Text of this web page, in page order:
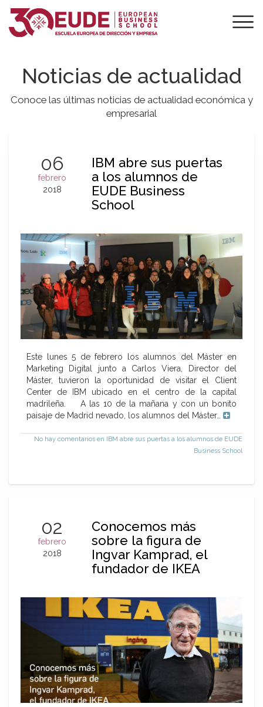
Noticias de actualidad
Conoce las últimas noticias de actualidad económica y
empresarial
06
febrero
2018
IBM abre sus puertas
a los alumnos de
EUDE Business
School
Este lunes 5 de febrero los alumnos del Máster en
Marketing Digital junto a Carlos Viera, Director del
Máster, tuvieron la oportunidad de visitar el Client
Center de IBM ubicado en el centro de la capital
madrileña. A las 10 de la mañana y con un bonito
paisaje de Madrid nevado, los alumnos del Máster…
No hay comentarios en IBM abre sus puertas a los alumnos de EUDE
Business School
02
febrero
2018
Conocemos más
sobre la figura de
Ingvar Kamprad, el
fundador de IKEA